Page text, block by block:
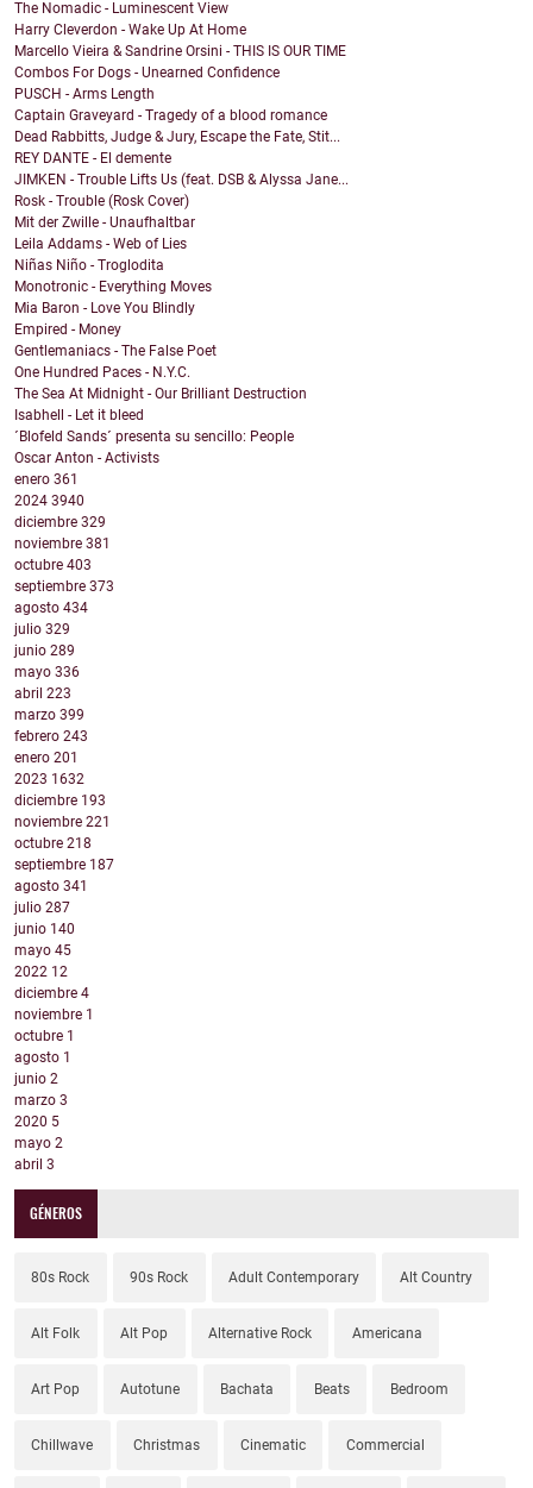
The Nomadic - Luminescent View
Harry Cleverdon - Wake Up At Home
Marcello Vieira & Sandrine Orsini - THIS IS OUR TIME
Combos For Dogs - Unearned Confidence
PUSCH - Arms Length
Captain Graveyard - Tragedy of a blood romance
Dead Rabbitts, Judge & Jury, Escape the Fate, Stit...
REY DANTE - El demente
JIMKEN - Trouble Lifts Us (feat. DSB & Alyssa Jane...
Rosk - Trouble (Rosk Cover)
Mit der Zwille - Unaufhaltbar
Leila Addams - Web of Lies
Niñas Niño - Troglodita
Monotronic - Everything Moves
Mia Baron - Love You Blindly
Empired - Money
Gentlemaniacs - The False Poet
One Hundred Paces - N.Y.C.
The Sea At Midnight - Our Brilliant Destruction
Isabhell - Let it bleed
´Blofeld Sands´ presenta su sencillo: People
Oscar Anton - Activists
enero 361
2024 3940
diciembre 329
noviembre 381
octubre 403
septiembre 373
agosto 434
julio 329
junio 289
mayo 336
abril 223
marzo 399
febrero 243
enero 201
2023 1632
diciembre 193
noviembre 221
octubre 218
septiembre 187
agosto 341
julio 287
junio 140
mayo 45
2022 12
diciembre 4
noviembre 1
octubre 1
agosto 1
junio 2
marzo 3
2020 5
mayo 2
abril 3
GÉNEROS
80s Rock 90s Rock Adult Contemporary Alt Country
Alt Folk Alt Pop Alternative Rock Americana
Art Pop Autotune Bachata Beats Bedroom
Chillwave Christmas Cinematic Commercial